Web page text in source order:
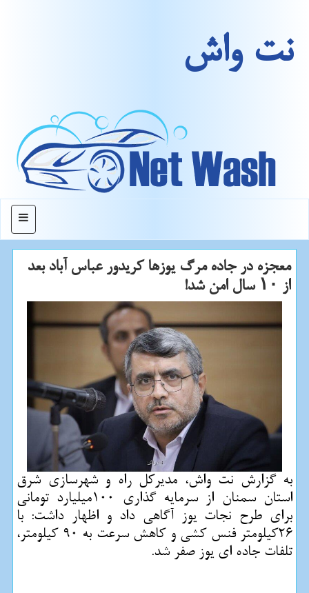
نت واش
منو
معجزه در جاده مرگ یوزها کریدور عباس آباد بعد
از ۱۰ سال امن شد!
به گزارش نت واش، مدیرکل راه و شهرسازی شرق
استان سمنان از سرمایه گذاری 100میلیارد تومانی
برای طرح نجات یوز آگاهی داد و اظهار داشت: با
26کیلومتر فنس کشی و کاهش سرعت به 90 کیلومتر،
تلفات جاده ای یوز صفر شد.